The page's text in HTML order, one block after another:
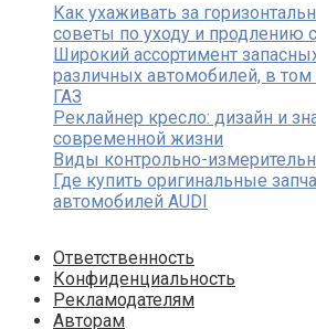
Как ухаживать за
советы по уходу и продлению
Широкий ассортимент
различных автомобилей, в том
ГАЗ
Реклайнер кресло: дизайн и
современной жизни
Виды контрольно-
Где купить оригинальные
автомобилей AUDI
Ответственность
Конфиденциальность
Рекламодателям
Авторам